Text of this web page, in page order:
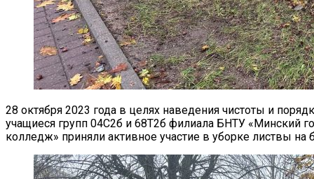
28 октября 2023 года в целях наведения чистоты и
учащиеся групп 04С2б и 68Т2б филиала БНТУ «Минский
колледж» приняли активное участие в уборке листвы на